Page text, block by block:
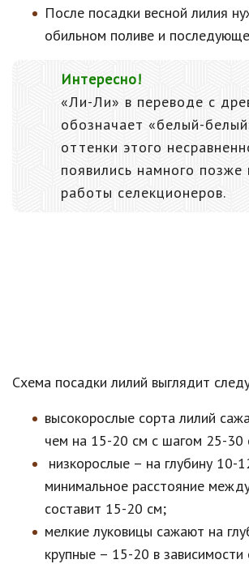
После посадки весной лилия
обильном поливе и
Интересно!
«Ли-Ли» в переводе с
обозначает «белый-
оттенки этого
появились намного позже
работы селекционеров.
Схема посадки лилий выглядит
высокорослые сорта лилий
чем на 15-20 см с шагом 25-30
низкорослые – на глубину 10-
минимальное расстояние
составит 15-20 см;
мелкие луковицы сажают на
крупные – 15-20 в зависимости